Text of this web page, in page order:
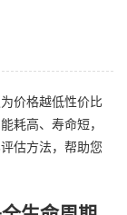
价格越低性价比
耗高、寿命短，
估方法，帮助您